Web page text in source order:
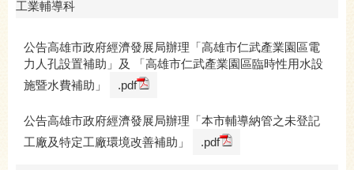
工業輔導科
公告高雄市政府經濟發展局辦理「高雄市仁武產業園區電
力人孔設置補助」及 「高雄市仁武產業園區臨時性用水設
施暨水費補助」
.pdf
公告高雄市政府經濟發展局辦理「本市輔導納管之未登記
工廠及特定工廠環境改善補助」
.pdf